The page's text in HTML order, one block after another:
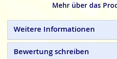
Backkunst und zieh sie so alle
HEM, schöner leben. Jeden Tag.
HEM Düftölesind hochwertige
Qualitätsansprüchen
Mehr über das
Weitere Informationen
Bewertung schreiben